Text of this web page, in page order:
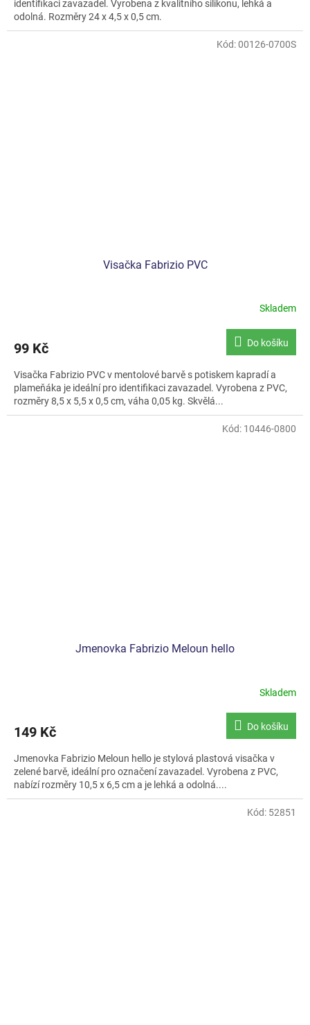
identifikaci zavazadel. Vyrobena z kvalitního silikonu, lehká a
odolná. Rozměry 24 x 4,5 x 0,5 cm.
Visačka Fabrizio PVC
Skladem
99 Kč Do košíku
Visačka Fabrizio PVC v mentolové barvě s potiskem kapradí a
plameňáka je ideální pro identifikaci zavazadel. Vyrobena z PVC,
rozměry 8,5 x 5,5 x 0,5 cm, váha 0,05 kg. Skvělá...
Kód:00126-0700S
Jmenovka Fabrizio Meloun hello
Skladem
149 Kč Do košíku
Jmenovka Fabrizio Meloun hello je stylová plastová visačka v
zelené barvě, ideální pro označení zavazadel. Vyrobena z PVC,
nabízí rozměry 10,5 x 6,5 cm a je lehká a odolná....
Kód: 10446-0800
Kód: 52851